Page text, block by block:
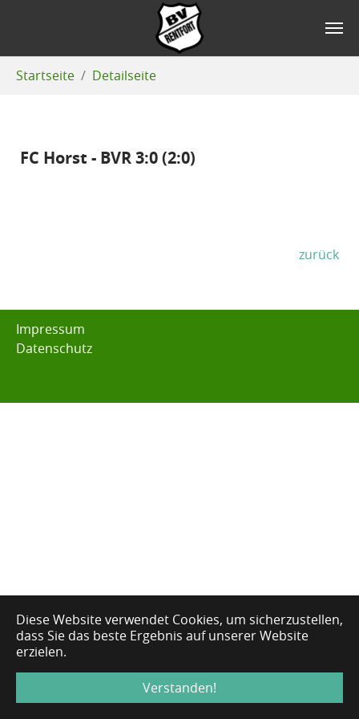
Diese Website verwendet Cookies, um sicherzustellen,
dass Sie das beste Ergebnis auf unserer Website
erzielen.
Verstanden!
Startseite Detailseite
FC Horst - BVR 3:0 (2:0)
zurück
Impressum
Datenschutz